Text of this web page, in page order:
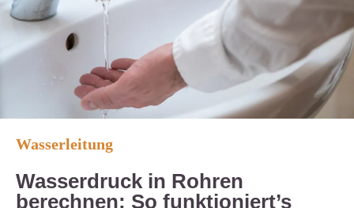
Wasserleitung
Wasserdruck in Rohren
berechnen: So funktioniert’s